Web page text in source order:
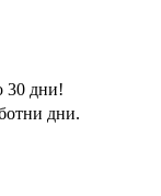
30 дни!
дни.